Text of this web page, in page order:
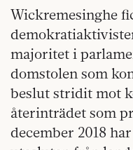
Wickremesinghe
majoritet i
domstolen som
beslut stridit mot
återinträdet som
december 2018